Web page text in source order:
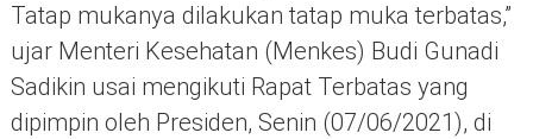
Tatap mukanya dilakukan tatap muka terbatas,”
ujar Menteri Kesehatan (Menkes) Budi Gunadi
Sadikin usai mengikuti Rapat Terbatas yang
dipimpin oleh Presiden, Senin (07/06/2021), di